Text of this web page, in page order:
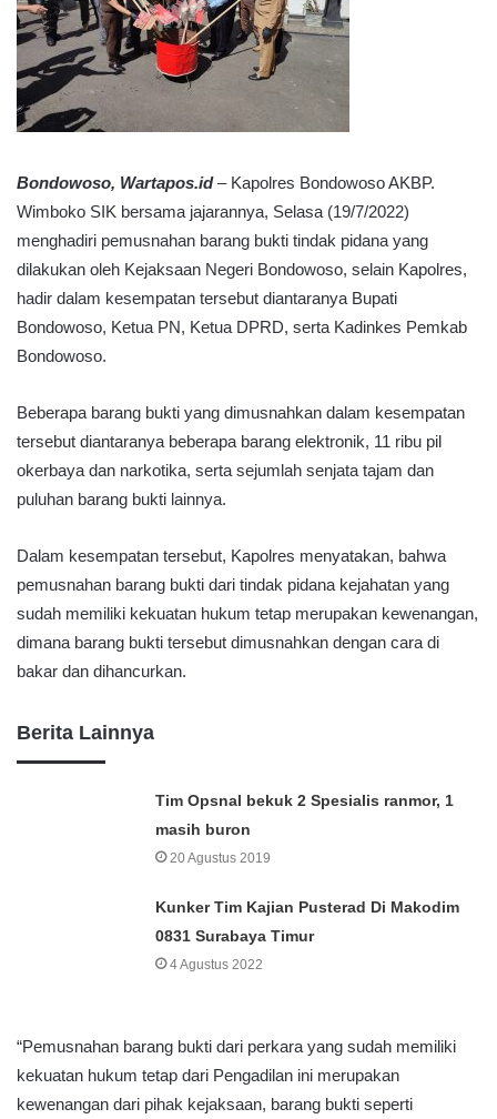
Bondowoso, Wartapos.id– Kapolres Bondowoso AKBP.
Wimboko SIK bersama jajarannya, Selasa (19/7/2022)
menghadiri pemusnahan barang bukti tindak pidana yang
dilakukan oleh Kejaksaan Negeri Bondowoso, selain Kapolres,
hadir dalam kesempatan tersebut diantaranya Bupati
Bondowoso, Ketua PN, Ketua DPRD, serta Kadinkes Pemkab
Bondowoso.
Beberapa barang bukti yang dimusnahkan dalam kesempatan
tersebut diantaranya beberapa barang elektronik, 11 ribu pil
okerbaya dan narkotika, serta sejumlah senjata tajam dan
puluhan barang bukti lainnya.
Dalam kesempatan tersebut, Kapolres menyatakan, bahwa
pemusnahan barang bukti dari tindak pidana kejahatan yang
sudah memiliki kekuatan hukum tetap merupakan kewenangan,
dimana barang bukti tersebut dimusnahkan dengan cara di
bakar dan dihancurkan.
Berita Lainnya
Tim Opsnal bekuk 2 Spesialis ranmor, 1
masih buron
20 Agustus 2019
Kunker Tim Kajian Pusterad Di Makodim
0831 Surabaya Timur
4 Agustus 2022
“Pemusnahan barang bukti dari perkara yang sudah memiliki
kekuatan hukum tetap dari Pengadilan ini merupakan
kewenangan dari pihak kejaksaan, barang bukti seperti